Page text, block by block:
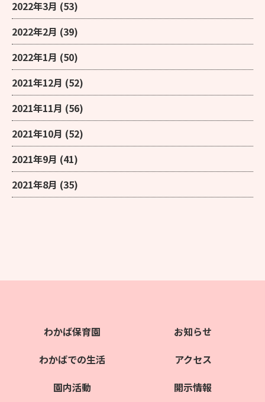
2022年3月 (53)
2022年2月 (39)
2022年1月 (50)
2021年12月 (52)
2021年11月 (56)
2021年10月 (52)
2021年9月 (41)
2021年8月 (35)
わかば保育園
わかばでの生活
園内活動
お知らせ
アクセス
開示情報